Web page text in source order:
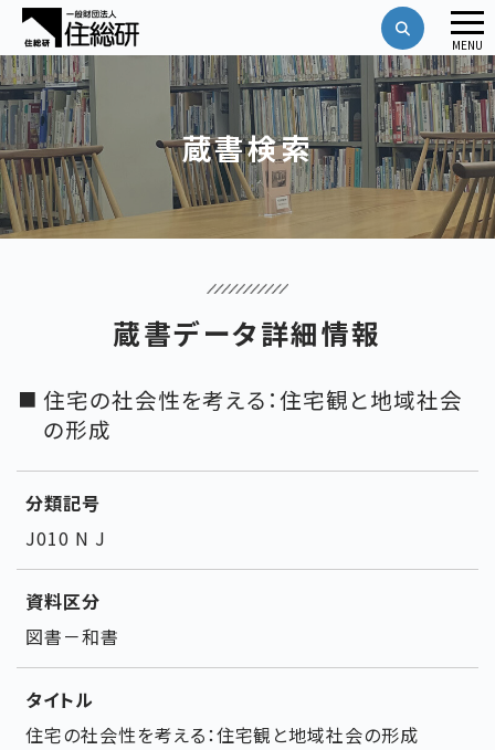
蔵書検索
蔵書データ詳細情報
住宅の社会性を考える：住宅観と地域社会
の形成
分類記号
J010 N J
資料区分
図書－和書
タイトル
住宅の社会性を考える：住宅観と地域社会の形成
メ
ニ
ュ
ー
MENU